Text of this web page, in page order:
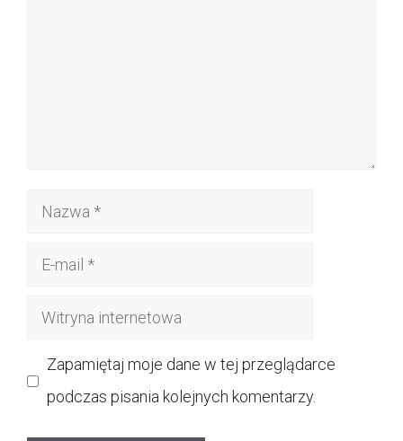
Nazwa
Witryna
Zapamiętaj moje dane w tej przeglądarce
podczas pisania kolejnych komentarzy.